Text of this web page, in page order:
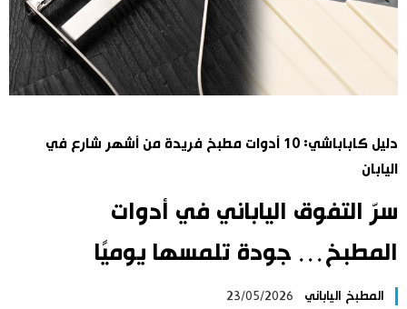
Français
Español
إنفوغرافيك اليابان
اليابان في فيديو
مانغا وأنيمي
دليل كاباباشي: 10 أدوات مطبخ فريدة من أشهر شارع في
اليابان
سرّ التفوق الياباني في أدوات
المطبخ… جودة تلمسها يوميًا
المطبخ الياباني
23/05/2026